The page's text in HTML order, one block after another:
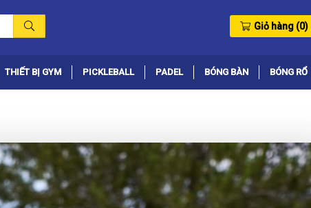
Giỏ hàng (0)
THIẾT BỊ GYM PICKLEBALL PADEL BÓNG BÀN BÓNG RỔ